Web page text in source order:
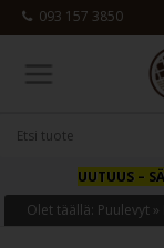
093 157 3850
UUTUUS–
Olet täällä: Puulevyt »